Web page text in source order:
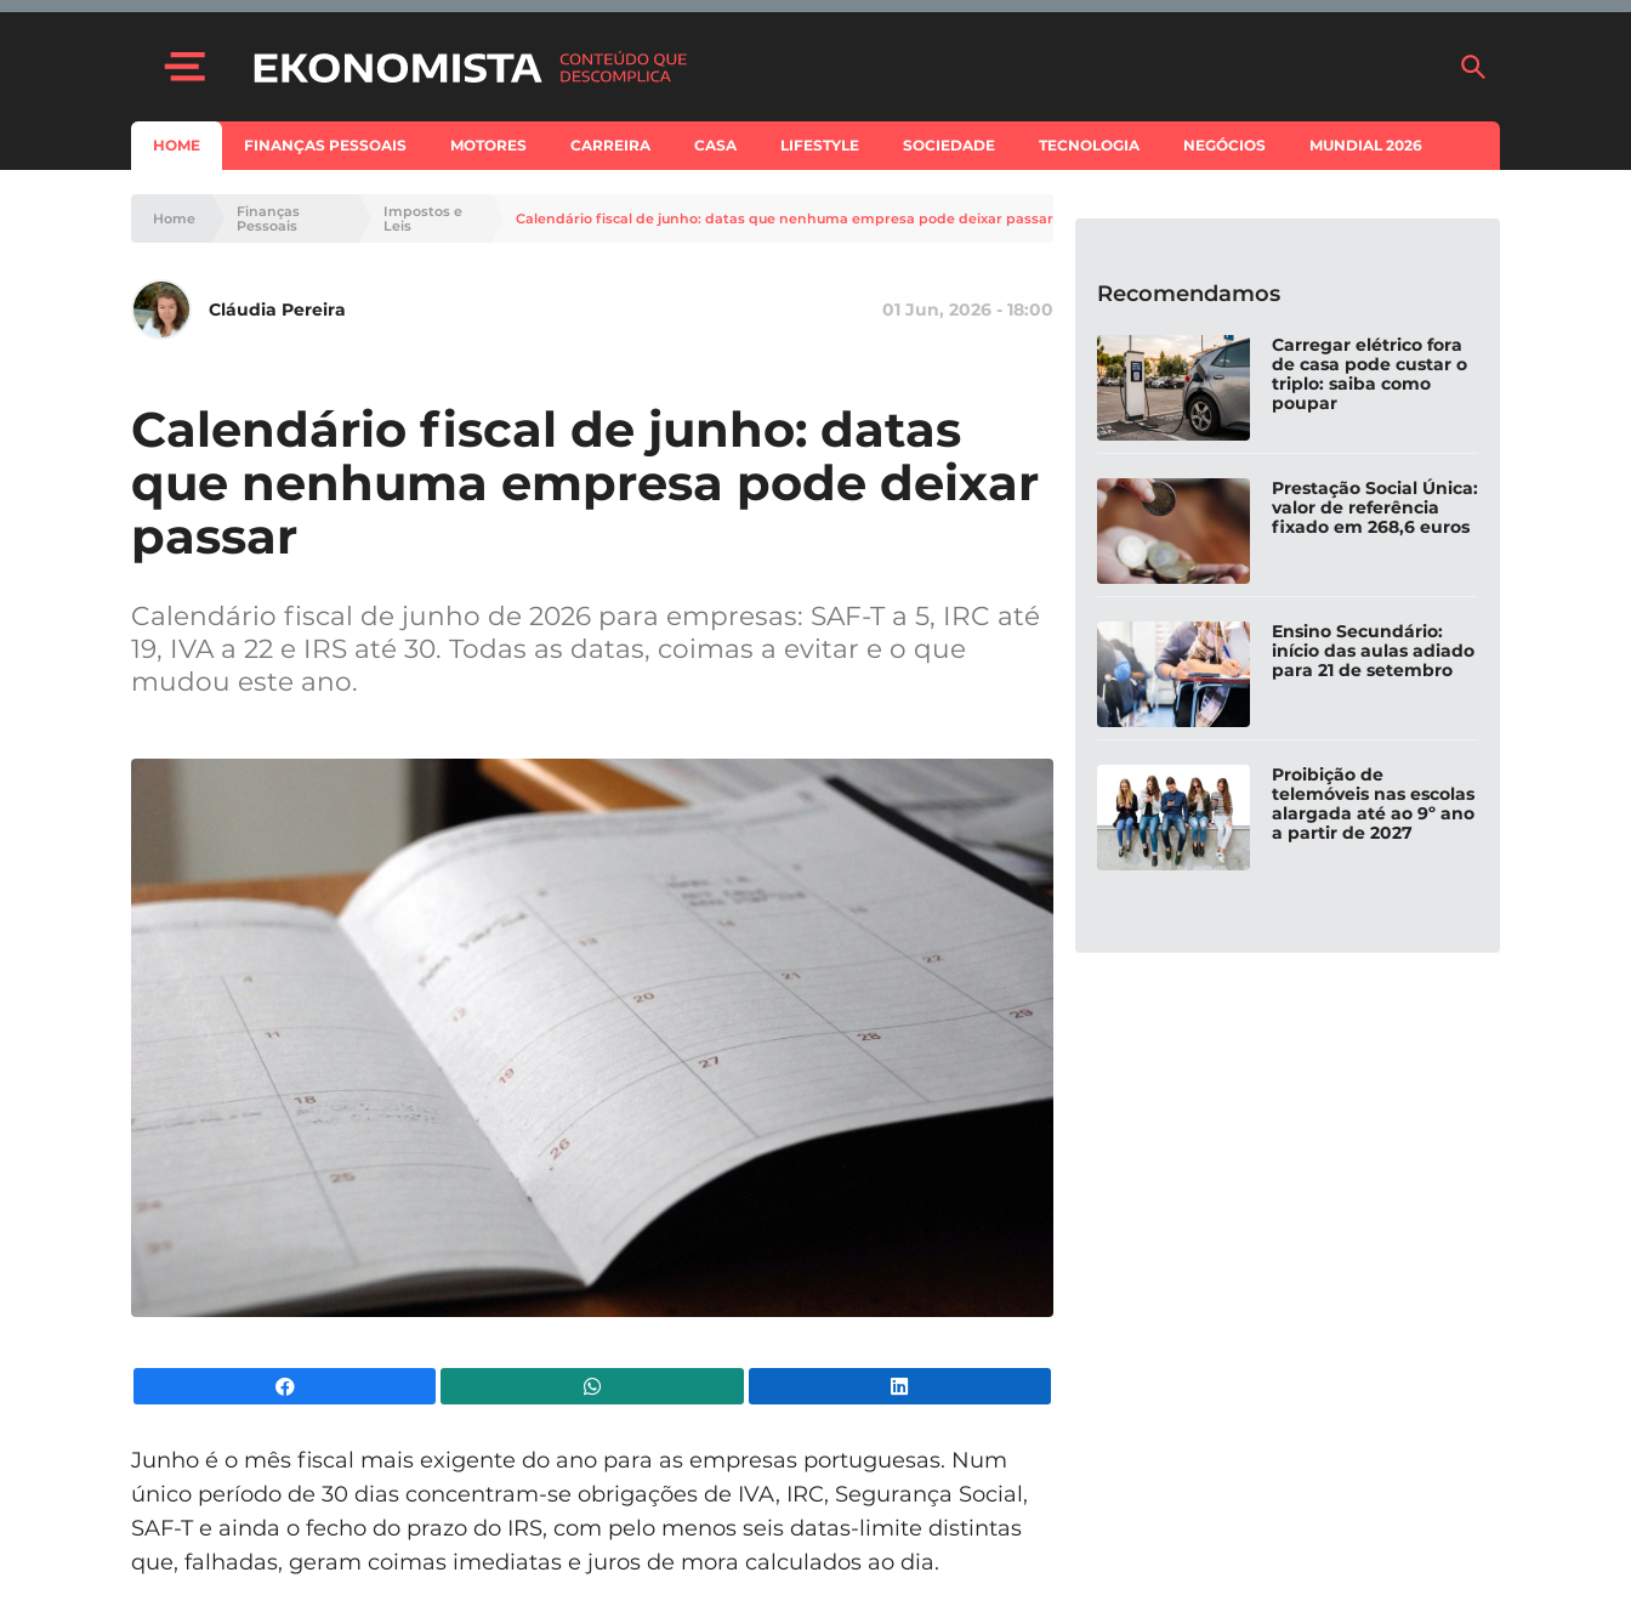
HOME FINANÇAS PESSOAIS MOTORES CARREIRA CASA LIFESTYLE SOCIEDADE TECNOLOGIA NEGÓCIOS MUNDIAL 2026
Home
Finanças
Pessoais
Impostos e
Leis
Calendário fiscal de junho: datas que nenhuma empresa pode deixar passar
Cláudia Pereira 01 Jun, 2026 - 18:00
Calendário fiscal de junho: datas
que nenhuma empresa pode deixar
passar
Calendário fiscal de junho de 2026 para empresas: SAF-T a 5, IRC até
19, IVA a 22 e IRS até 30. Todas as datas, coimas a evitar e o que
mudou este ano.
Junho é o mês fiscal mais exigente do ano para as empresas portuguesas. Num
único período de 30 dias concentram-se obrigações de IVA, IRC, Segurança Social,
SAF-T e ainda o fecho do prazo do IRS, com pelo menos seis datas-limite distintas
que, falhadas, geram coimas imediatas e juros de mora calculados ao dia.
Recomendamos
Carregar elétrico fora
de casa pode custar o
triplo: saiba como
poupar
Prestação Social Única:
valor de referência
fixado em 268,6 euros
Ensino Secundário:
início das aulas adiado
para 21 de setembro
Proibição de
telemóveis nas escolas
alargada até ao 9º ano
a partir de 2027